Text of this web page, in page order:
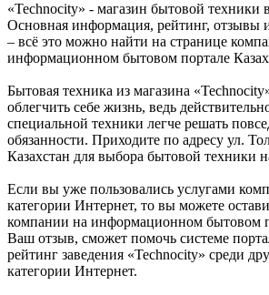
«Technocity» - магазин бытовой техники
Основная информация, рейтинг, отзывы
– всё это можно найти на странице
информационном бытовом портале
Бытовая техника из магазина
облегчить себе жизнь, ведь
специальной техники легче решать
обязанности. Приходите по адресу ул.
Казахстан для выбора бытовой техники
Если вы уже пользовались услугами
категории Интернет, то вы можете
компании на информационном бытовом
Ваш отзыв, сможет помочь системе
рейтинг заведения «Technocity» среди
категории Интернет.